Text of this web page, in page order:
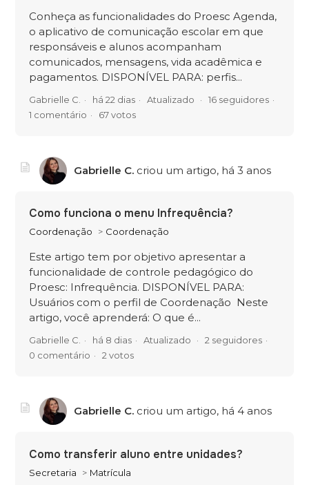
Conheça as funcionalidades do Proesc Agenda,
o aplicativo de comunicação escolar em que
responsáveis e alunos acompanham
comunicados, mensagens, vida acadêmica e
pagamentos. DISPONÍVEL PARA: perfis...
Gabrielle C. há 22 dias Atualizado
16 seguidores
1 comentário
67 votos
Gabrielle C. criou um artigo, há 3 anos
Como funciona o menu Infrequência?
Coordenação Coordenação
Este artigo tem por objetivo apresentar a
funcionalidade de controle pedagógico do
Proesc: Infrequência. DISPONÍVEL PARA:
Usuários com o perfil de Coordenação Neste
artigo, você aprenderá: O que é...
Gabrielle C. há 8 dias Atualizado
2 seguidores
0 comentário
2 votos
Gabrielle C. criou um artigo, há 4 anos
Como transferir aluno entre unidades?
Secretaria Matrícula